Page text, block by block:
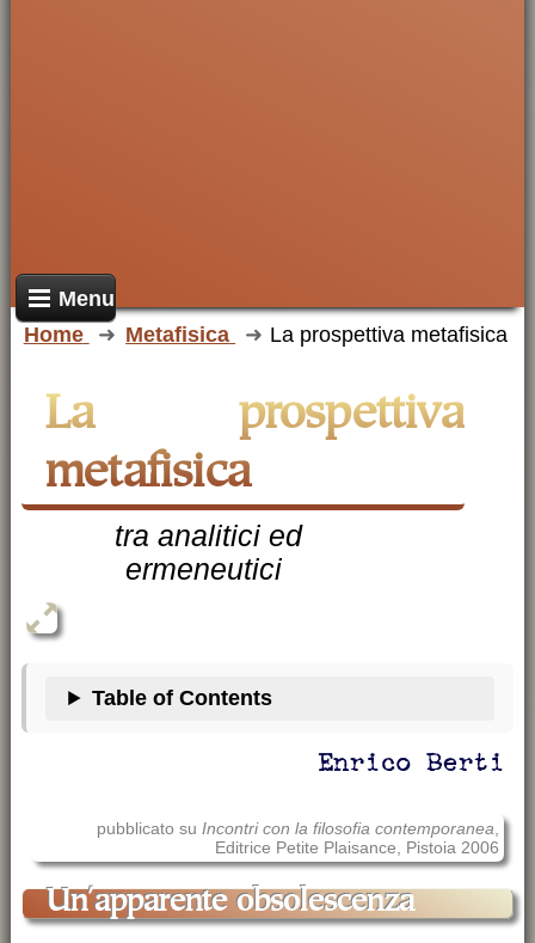
Menu
Home
Metafisica La prospettiva metafisica
La prospettiva
metafisica
tra analitici ed
ermeneutici
Table of Contents
Enrico Berti
pubblicato su Incontri con la filosofia contemporanea
Editrice Petite Plaisance, Pistoia 2006
Un'apparente obsolescenza